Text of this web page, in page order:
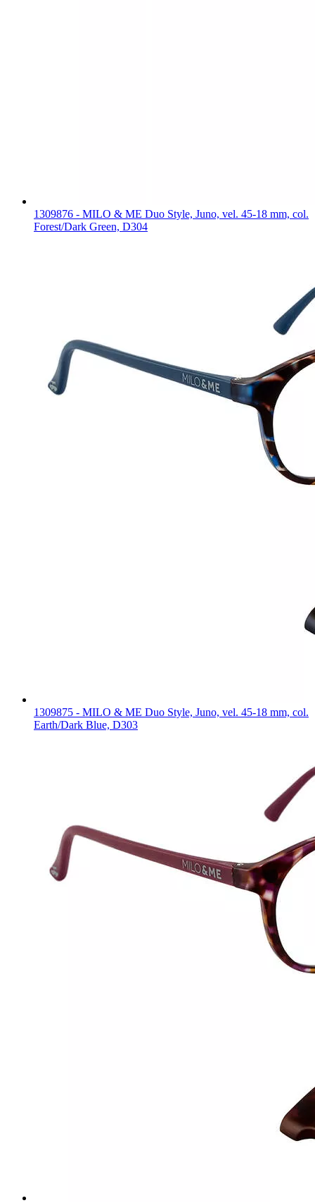
1309876 - MILO & ME Duo Style, Juno, vel. 45-18 mm, col.
Forest/Dark Green, D304
1309875 - MILO & ME Duo Style, Juno, vel. 45-18 mm, col.
Earth/Dark Blue, D303